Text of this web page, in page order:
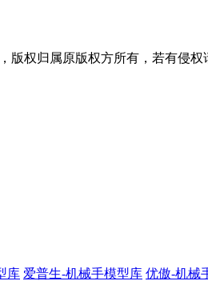
权归属原版权方所有，若有侵权
库 爱普生-机械手模型库 优傲-机械